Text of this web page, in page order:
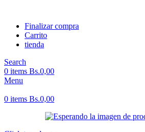
Finalizar compra
Carrito
tienda
Search
0 items Bs.0,00
Menu
0 items Bs.0,00